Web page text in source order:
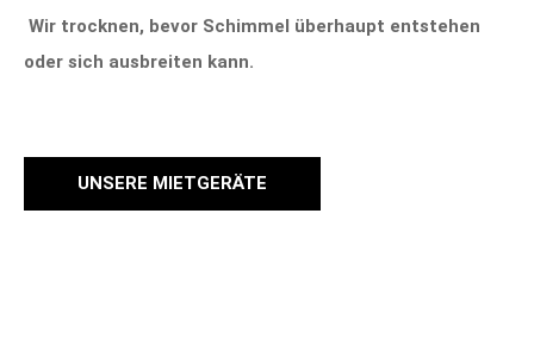
Wir trocknen, bevor Schimmel überhaupt entstehen
oder sich ausbreiten kann.
UNSERE MIETGERÄTE